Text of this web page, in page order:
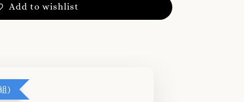
Add to wishlist
)